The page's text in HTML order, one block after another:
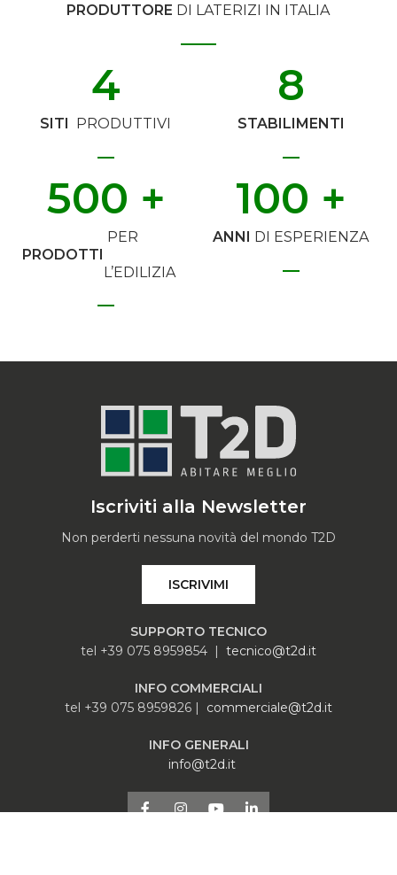
PRODUTTORE DI LATERIZI IN ITALIA
SITI PRODUTTIVI
4
STABILIMENTI
8
PRODOTTI
PER
L’EDILIZIA
500 +
ANNI DI ESPERIENZA
100 +
Iscriviti alla Newsletter
Non perderti nessuna novità del mondo T2D
ISCRIVIMI
SUPPORTO TECNICO
tel +39 075 8959854 | tecnico@t2d.it
INFO COMMERCIALI
tel +39 075 8959826 | commerciale@t2d.it
INFO GENERALI
info@t2d.it